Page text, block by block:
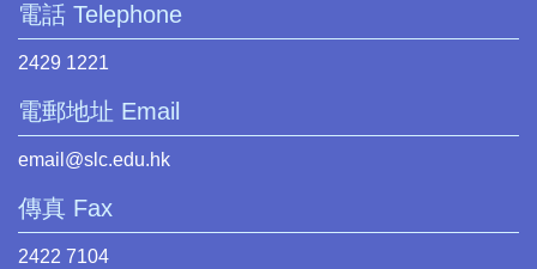
電話 Telephone
2429 1221
電郵地址 Email
email@slc.edu.hk
傳真 Fax
2422 7104